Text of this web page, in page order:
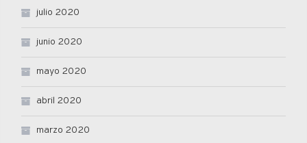
julio 2020
junio 2020
mayo 2020
abril 2020
marzo 2020